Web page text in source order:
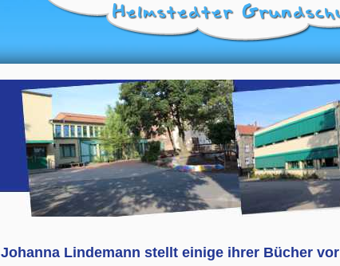
Johanna Lindemann stellt einige ihrer Bücher vor